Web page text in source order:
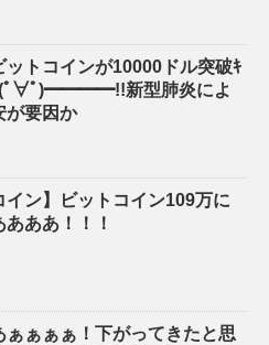
ットコインが10000ドル突破ｷ
ﾟ)━━━━!!新型肺炎によ
が要因か
イン】ビットコイン109万に
ああ！！！
ぁぁぁぁ！下がってきたと思